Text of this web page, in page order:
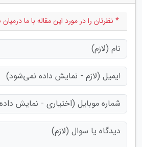
* نظرتان را در مورد این مقاله با ما درمیان